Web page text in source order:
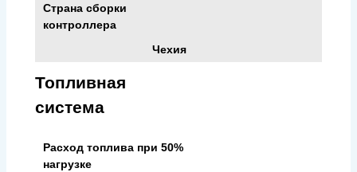
Страна сборки
контроллера
Чехия
Топливная
система
Расход топлива при 50%
нагрузке